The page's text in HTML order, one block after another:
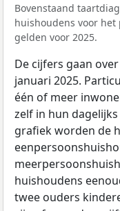
Bovenstaand
huishoudens voor het
gelden voor 2025.
De cijfers gaan
januari 2025.
één of meer
zelf in hun
grafiek worden de
huishoudens
twee ouders